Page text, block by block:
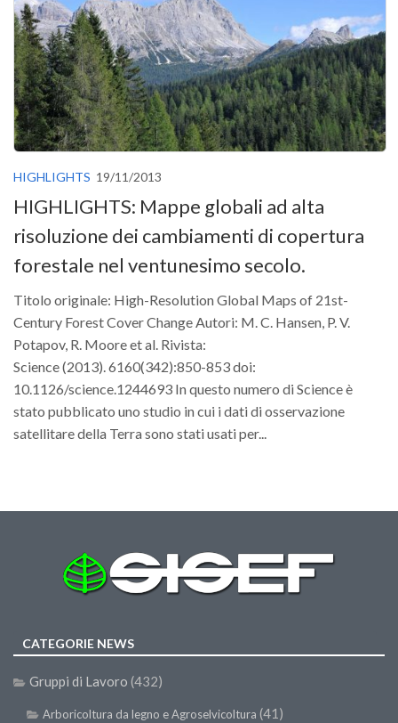
Versamento Quote di Iscrizione
Gruppi di Lavoro
Lista dei Gruppi di Lavoro SISEF
GdL Inquinamento e Foreste
GdL Terpeni in Ecologia
GdL Pianificazione Forestale
GdL Geomatica Forestale
GdL Filiera del legno
GdL Gestione Incendi Boschivi
GdL Verde Urbano
GdL “TreeTalkers”
News
HIGHLIGHTS 19/11/2013
HIGHLIGHTS: Mappe globali ad alta
risoluzione dei cambiamenti di copertura
forestale nel ventunesimo secolo.
Titolo originale: High-Resolution Global Maps of 21st-
Century Forest Cover Change Autori: M. C. Hansen, P. V.
Potapov, R. Moore et al. Rivista:
Science (2013). 6160(342):850-853 doi:
10.1126/science.1244693 In questo numero di Science è
stato pubblicato uno studio in cui i dati di osservazione
satellitare della Terra sono stati usati per...
CATEGORIE NEWS
Gruppi di Lavoro (432)
Arboricoltura da legno e Agroselvicoltura (41)